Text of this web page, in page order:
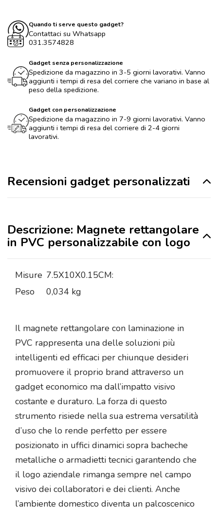
Quando ti serve questo gadget?
Contattaci su Whatsapp
031.3574828
Gadget senza personalizzazione
Spedizione da magazzino in 3-5 giorni lavorativi. Vanno
aggiunti i tempi di resa del corriere che variano in base al
peso della spedizione.
Gadget con personalizzazione
Spedizione da magazzino in 7-9 giorni lavorativi. Vanno
aggiunti i tempi di resa del corriere di 2-4 giorni
lavorativi.
Recensioni gadget personalizzati
Descrizione: Magnete rettangolare
in PVC personalizzabile con logo
Misure 7.5X10X0.15CM:
Peso
0,034 kg
Il magnete rettangolare con laminazione in
PVC rappresenta una delle soluzioni più
intelligenti ed efficaci per chiunque desideri
promuovere il proprio brand attraverso un
gadget economico ma dall’impatto visivo
costante e duraturo. La forza di questo
strumento risiede nella sua estrema versatilità
d’uso che lo rende perfetto per essere
posizionato in uffici dinamici sopra bacheche
metalliche o armadietti tecnici garantendo che
il logo aziendale rimanga sempre nel campo
visivo dei collaboratori e dei clienti. Anche
l’ambiente domestico diventa un palcoscenico